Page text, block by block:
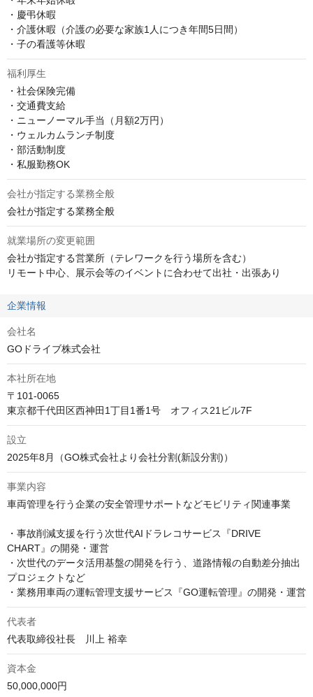
・慶弔休暇
・介護休暇（介護の必要な家族1人につき年間5日間）
・子の看護等休暇
福利厚生
・社会保険完備
・交通費支給
・ニューノーマル手当（月額2万円）
・ウェルカムランチ制度
・部活動制度
・私服勤務OK
会社が指定する業務全般
会社が指定する業務全般
就業場所の変更範囲
会社が指定する営業所（テレワークを行う場所を含む）
リモート中心、展示会等のイベントに合わせて出社・出張あり
企業情報
会社名
GOドライブ株式会社
本社所在地
〒101-0065
東京都千代田区西神田1丁目1番1号　オフィス21ビル7F
設立
2025年8月（GO株式会社より会社分割(新設分割)）
事業内容
車両管理を行う企業の安全管理サポートなどモビリティ関連事業
・事故削減支援を行う次世代AIドラレコサービス『DRIVE
CHART』の開発・運営
・次世代のデータ活用基盤の開発を行う、道路情報の自動差分抽出
プロジェクトなど
・業務用車両の運転管理支援サービス『GO運転管理』の開発・運営
代表者
代表取締役社長　川上 裕幸
資本金
50,000,000円